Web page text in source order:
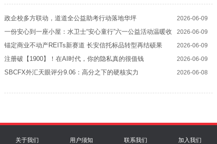
2026-06-09
政企校多方联动，道道全公益助考行动落地华坪
2026-06-09
一份安心到一座小屋：水卫士“安心童行”六一公益活动温暖收
官
2026-06-09
锚定商业不动产REITs新赛道 长安信托标品转型再结硕果
2026-06-09
注册破【1900】！在AI时代，你的隐私真的很值钱
2026-06-08
SBCFX外汇天眼评分9.06：高分之下的硬核实力
关于我们 用户须知 联系我们 加入我们